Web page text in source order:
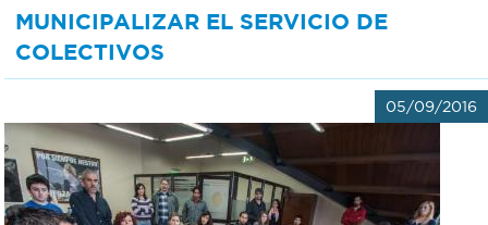
MUNICIPALIZAR EL SERVICIO DE
COLECTIVOS
05/09/2016